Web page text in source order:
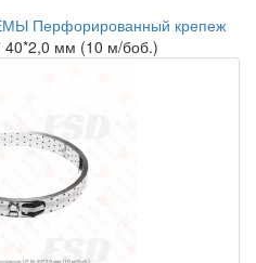
Перфорированный крепеж
мм (10 м/боб.)